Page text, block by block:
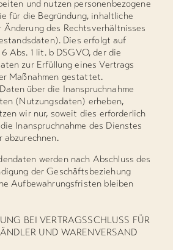
und nutzen personenbezogene
für die Begründung, inhaltliche
des Rechtsverhältnisses
Dies erfolgt auf
Abs. 1 lit. b DSGVO, der die
zur Erfüllung eines Vertrags
Maßnahmen gestattet.
über die Inanspruchnahme
(Nutzungsdaten) erheben,
wir nur, soweit dies erforderlich
Inanspruchnahme des Dienstes
abzurechnen.
werden nach Abschluss des
der Geschäftsbeziehung
Aufbewahrungsfristen bleiben
BEI VERTRAGSSCHLUSS FÜR
UND WARENVERSAND